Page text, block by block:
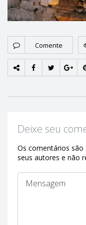
Comente
Deixe seu
Os comentários são
seus autores e não